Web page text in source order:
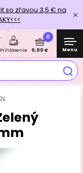
so zľavou 3,5 € na
Prihlásenie
0
0,00 € Menu